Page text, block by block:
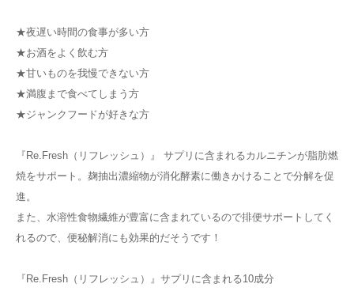
★夜遅い時間の食事が多い方
★お酒をよく飲む方
★甘いものを我慢できない方
★満腹まで食べてしまう方
★ジャンクフードが好きな方
『Re.Fresh（リフレッシュ）』 サプリに含まれるカルニチンが脂肪燃
焼をサポート。麹抽出濃縮物が消化酵素に働きかけることで分解を促
進。
また、水溶性食物繊維が豊富に含まれているので排便サポートしてく
れるので、便秘解消にも効果的だそうです！
『Re.Fresh（リフレッシュ）』サプリに含まれる10成分